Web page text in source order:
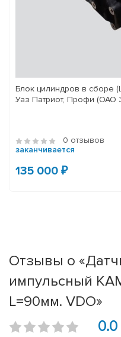
Блок цилиндров в сборе
Уаз Патриот, Профи (ОАО
0 отзывов
заканчивается
135 000 ₽
Отзывы о
импульсный
L=90мм. VDO»
0.0